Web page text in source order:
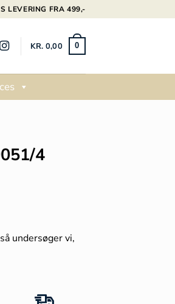
LEVERING FRA 499,-
KR. 0,00 0
4
så undersøger vi,